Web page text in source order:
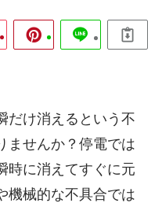
だけ消えるという不
ませんか？停電では
時に消えてすぐに元
機械的な不具合では